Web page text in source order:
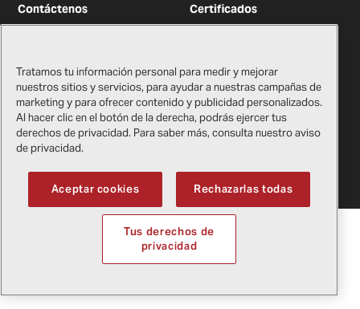
Contáctenos
Proveedores
Certificados
Política de privacidad
Copyright2026
Tratamos tu información personal para medir y mejorar
nuestros sitios y servicios, para ayudar a nuestras campañas de
marketing y para ofrecer contenido y publicidad personalizados.
Al hacer clic en el botón de la derecha, podrás ejercer tus
derechos de privacidad. Para saber más, consulta nuestro aviso
de privacidad.
Aceptar cookies Rechazarlas todas
Tus derechos de
privacidad